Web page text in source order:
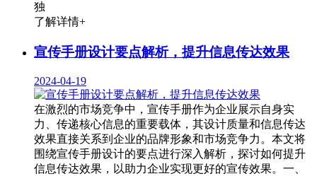
独
了解详情+
宣传手册设计要点解析，提升信息传达效果
2024-04-19
在激烈的市场竞争中，宣传手册作为企业展示自身实
力、传递核心信息的重要载体，其设计质量和信息传达
效果直接关系到企业的品牌形象和市场竞争力。本文将
围绕宣传手册设计的要点进行深入解析，探讨如何提升
信息传达效果，以助力企业实现更好的宣传效果。一、